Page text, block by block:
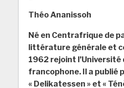
Théo Ananissoh
Né en Centrafrique de
littérature générale et
1962 rejoint
francophone. Il a publié
« Delikatessen » et «